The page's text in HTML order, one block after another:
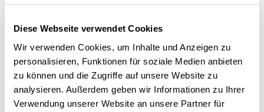
Diese Webseite verwendet Cookies
Wir verwenden Cookies, um Inhalte und Anzeigen zu
personalisieren, Funktionen für soziale Medien anbieten
zu können und die Zugriffe auf unsere Website zu
analysieren. Außerdem geben wir Informationen zu Ihrer
Verwendung unserer Website an unsere Partner für
Das ideale Set zum Mischen,
Erhitzen und Schmelzen aller Arten
von Soßen und Lebensmitteln.
Mit diesem gusseisernen Kochtopf erzielen Sie die besten
Ergebnisse bei Ihren kulinarischen Inspirationen. Er eignet